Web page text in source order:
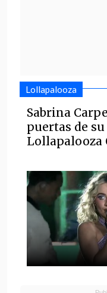
Lollapalooza
Sabrina
puertas de su
Lollapalooza